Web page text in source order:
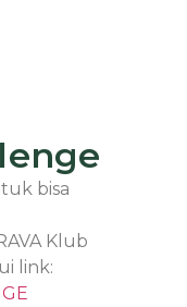
bisa
Klub
link: